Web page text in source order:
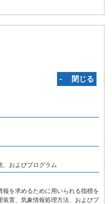
‐ 閉じる
、およびプログラム
を求めるために用いられる指標を
置、気象情報処理方法、およびプ